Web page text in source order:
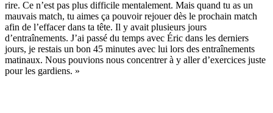
rire. Ce n’est pas plus difficile mentalement. Mais quand tu as un
mauvais match, tu aimes ça pouvoir rejouer dès le prochain match
afin de l’effacer dans ta tête. Il y avait plusieurs jours
d’entraînements. J’ai passé du temps avec Éric dans les derniers
jours, je restais un bon 45 minutes avec lui lors des entraînements
matinaux. Nous pouvions nous concentrer à y aller d’exercices juste
pour les gardiens. »